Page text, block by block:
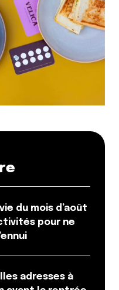
du mois d’août
pour ne
adresses à